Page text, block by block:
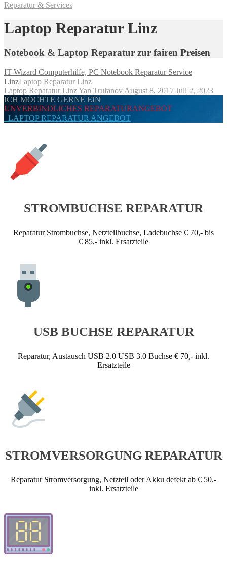
Reparatur & Services
Laptop Reparatur Linz
Notebook & Laptop Reparatur zur fairen Preisen
IT-Wizard Computerhilfe, PC Notebook Reparatur Service
LinzLaptop Reparatur Linz
Laptop Reparatur LinzYan Trufanov August 8, 2017 Juli 2, 2023
ICH MÖCHTE GERNE EIN
UNVERBINDLICHES REPARATURANGEBOT
LAPTOP REPARATUR ANGEBOT
STROMBUCHSE REPARATUR
Reparatur Strombuchse, Netzteilbuchse, Ladebuchse € 70,- bis
€ 85,- inkl. Ersatzteile
USB BUCHSE REPARATUR
Reparatur, Austausch USB 2.0 USB 3.0 Buchse € 70,- inkl.
Ersatzteile
STROMVERSORGUNG REPARATUR
Reparatur Stromversorgung, Netzteil oder Akku defekt ab € 50,-
inkl. Ersatzteile